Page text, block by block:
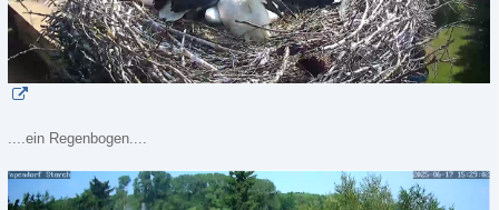
....ein Regenbogen....